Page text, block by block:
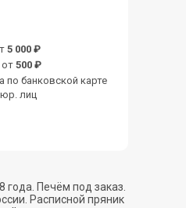
года. Печём под заказ.
Расписной пряник
5 000 ₽
от500 ₽
банковской карте
юр. лиц